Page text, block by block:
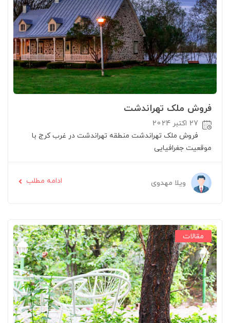
فروش ملک تهراندشت
27 اکتبر 2024
فروش ملک تهراندشت منطقه تهراندشت در غرب کرج با
موقعیت جغرافیایی
ویلا مهدوی ادامه مطلب
مقالات